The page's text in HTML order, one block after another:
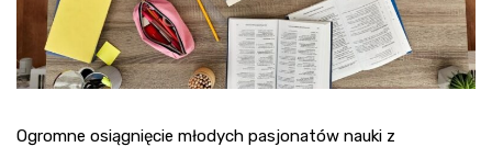
Ogromne osiągnięcie młodych pasjonatów nauki z